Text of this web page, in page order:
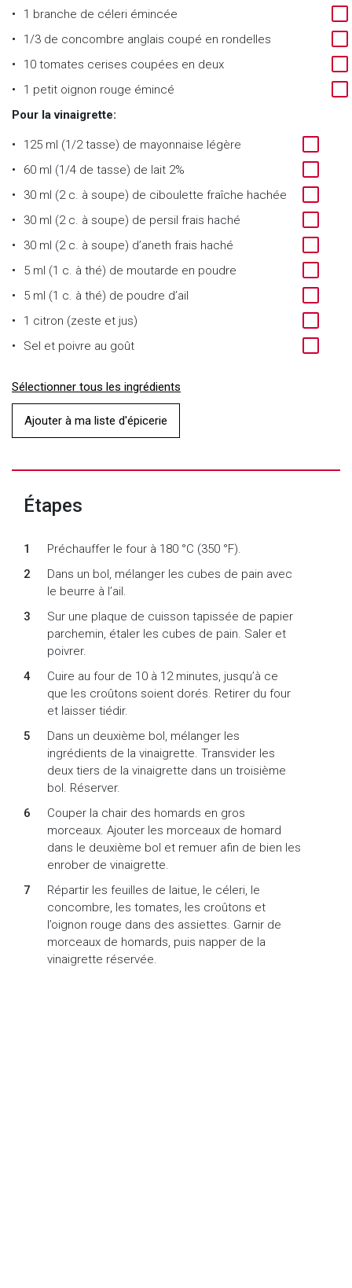
1 branche de céleri émincée
1/3 de concombre anglais coupé en rondelles
10 tomates cerises coupées en deux
1 petit oignon rouge émincé
Pour la vinaigrette:
125 ml (1/2 tasse) de mayonnaise légère
60 ml (1/4 de tasse) de lait 2%
30 ml (2 c. à soupe) de ciboulette fraîche hachée
30 ml (2 c. à soupe) de persil frais haché
30 ml (2 c. à soupe) d’aneth frais haché
5 ml (1 c. à thé) de moutarde en poudre
5 ml (1 c. à thé) de poudre d’ail
1 citron (zeste et jus)
Sel et poivre au goût
Sélectionner tous les ingrédients
Ajouter à ma liste d'épicerie
Étapes
Préchauffer le four à 180 °C (350 °F).
Dans un bol, mélanger les cubes de pain avec
le beurre à l’ail.
Sur une plaque de cuisson tapissée de papier
parchemin, étaler les cubes de pain. Saler et
poivrer.
Cuire au four de 10 à 12 minutes, jusqu’à ce
que les croûtons soient dorés. Retirer du four
et laisser tiédir.
Dans un deuxième bol, mélanger les
ingrédients de la vinaigrette. Transvider les
deux tiers de la vinaigrette dans un troisième
bol. Réserver.
Couper la chair des homards en gros
morceaux. Ajouter les morceaux de homard
dans le deuxième bol et remuer afin de bien les
enrober de vinaigrette.
Répartir les feuilles de laitue, le céleri, le
concombre, les tomates, les croûtons et
l’oignon rouge dans des assiettes. Garnir de
morceaux de homards, puis napper de la
vinaigrette réservée.